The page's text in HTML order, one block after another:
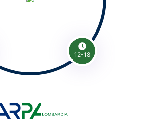
12-18